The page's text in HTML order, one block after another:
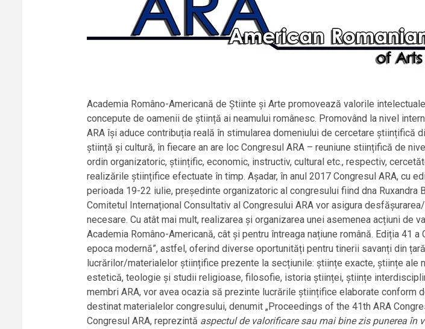
Academia Româno-Americană de Știinte și Arte promovează valorile
concepute de oamenii de știință ai neamului românesc. Promovând la nivel
ARA își aduce contribuția reală în stimularea domeniului de cercetare științifică
știință și cultură, în fiecare an are loc Congresul ARA – reuniune stiințifică de
ordin organizatoric, științific, economic, instructiv, cultural etc., respectiv,
realizările științifice efectuate în timp. Așadar, în anul 2017 Congresul ARA, cu
perioada 19-22 iulie, președinte organizatoric al congresului fiind dna Ruxandra
Comitetul Internațional Consultativ al Congresului ARA vor asigura
necesare. Cu atât mai mult, realizarea și organizarea unei asemenea acțiuni de
Academia Româno-Americană, cât și pentru întreaga națiune română. Ediția 41
epoca modernă”, astfel, oferind diverse oportunități pentru tinerii savanți din
lucrărilor/materialelor științifice prezente la secțiunile: științe exacte, științe
estetică, teologie și studii religioase, filosofie, istoria științei, științe
membri ARA, vor avea ocazia să prezinte lucrările științifice elaborate conform
destinat materialelor congresului, denumit „Proceedings of the 41th ARA
Congresul ARA, reprezintă aspectul de valorificare sau mai bine zis punerea